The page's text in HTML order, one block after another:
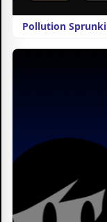
Pollution Sprunki